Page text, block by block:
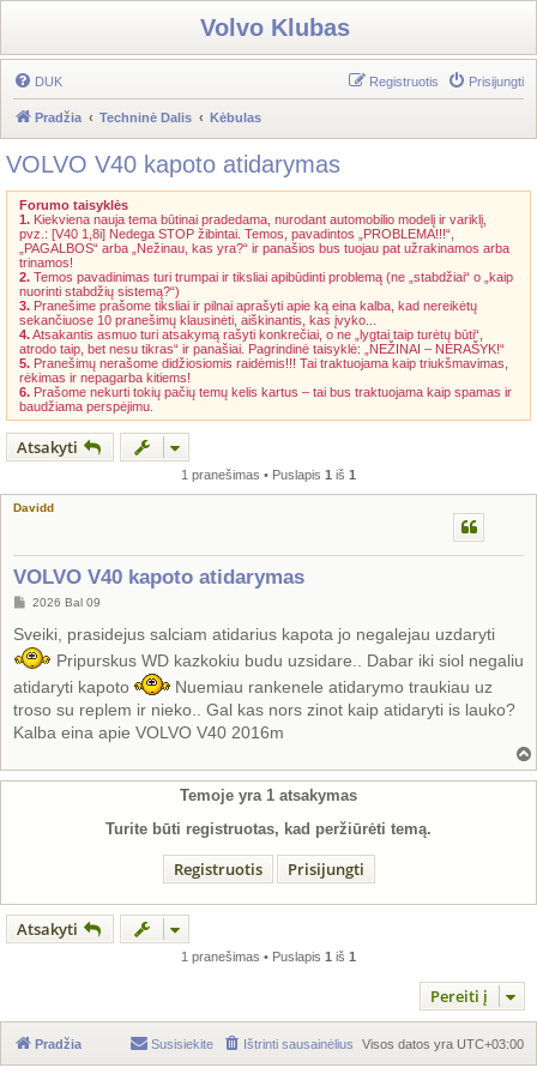
Volvo Klubas
DUK Prisijungti
Registruotis
Pradžia Techninė Dalis Kėbulas
VOLVO V40 kapoto atidarymas
Forumo taisyklės
1. Kiekviena nauja tema būtinai pradedama, nurodant automobilio modelį ir variklį,
pvz.: [V40 1,8i] Nedega STOP žibintai. Temos, pavadintos „PROBLEMA!!!“,
„PAGALBOS“ arba „Nežinau, kas yra?“ ir panašios bus tuojau pat užrakinamos arba
trinamos!
2. Temos pavadinimas turi trumpai ir tiksliai apibūdinti problemą (ne „stabdžiai“ o „kaip
nuorinti stabdžių sistemą?“)
3. Pranešime prašome tiksliai ir pilnai aprašyti apie ką eina kalba, kad nereikėtų
sekančiuose 10 pranešimų klausinėti, aiškinantis, kas įvyko...
4.Atsakantis asmuo turi atsakymą rašyti konkrečiai, o ne „lygtai taip turėtų būti“,
atrodo taip, bet nesu tikras“ ir panašiai. Pagrindinė taisyklė: „NEŽINAI – NERAŠYK!“
5. Pranešimų nerašome didžiosiomis raidėmis!!! Tai traktuojama kaip triukšmavimas,
rėkimas ir nepagarba kitiems!
6. Prašome nekurti tokių pačių temų kelis kartus – tai bus traktuojama kaip spamas ir
baudžiama perspėjimu.
Atsakyti
1 pranešimas • Puslapis 1 iš 1
Davidd
VOLVO V40 kapoto atidarymas
S
a
n
d
a
r
i
n
2026 Bal 09
Sveiki, prasidejus salciam atidarius kapota jo negalejau uzdaryti
Pripurskus WD kazkokiu budu uzsidare.. Dabar iki siol negaliu
atidaryti kapoto
Nuemiau rankenele atidarymo traukiau uz
troso su replem ir nieko.. Gal kas nors zinot kaip atidaryti is lauko?
Kalba eina apie VOLVO V40 2016m
i
Temoje yra 1 atsakymas
Turite būti registruotas, kad peržiūrėti temą.
Registruotis Prisijungti
Atsakyti
1 pranešimas • Puslapis 1 iš 1
Pereiti į
Pradžia Visos datos yra UTC+03:00
Ištrinti sausainėlius
Susisiekite